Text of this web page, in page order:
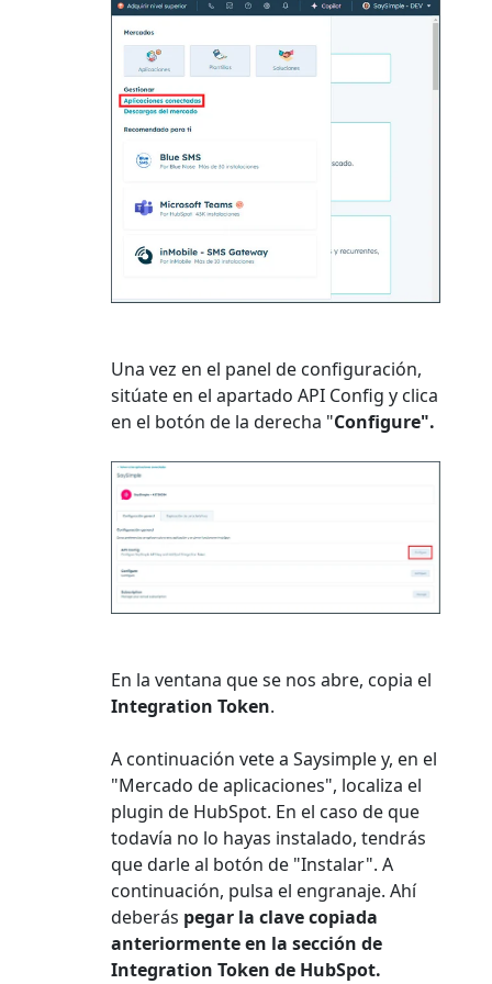
Una vez en el panel de configuración,
sitúate en el apartado API Config y clica
en el botón de la derecha "Configure".
En la ventana que se nos abre, copia el
Integration Token.
A continuación vete a Saysimple y, en el
"Mercado de aplicaciones", localiza el
plugin de HubSpot. En el caso de que
todavía no lo hayas instalado, tendrás
que darle al botón de "Instalar". A
continuación, pulsa el engranaje. Ahí
deberás pegar la clave copiada
anteriormente en la sección de
Integration Token de HubSpot.